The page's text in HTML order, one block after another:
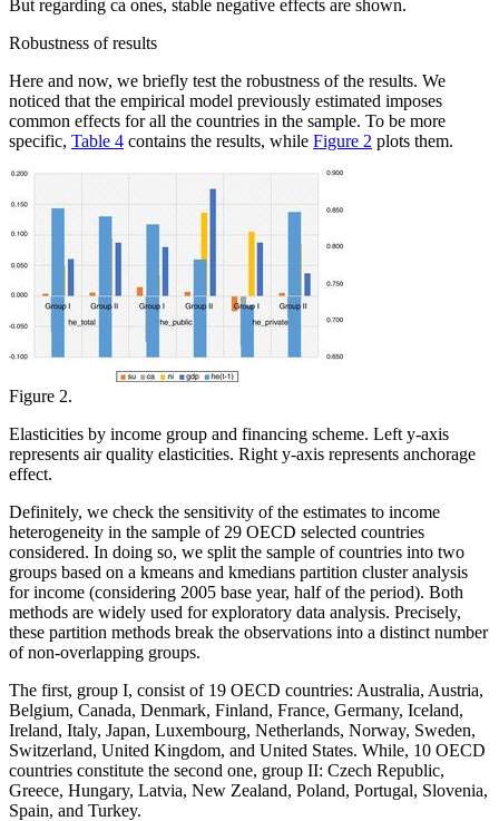
But regarding ca ones, stable negative effects are shown.
Robustness of results
Here and now, we briefly test the robustness of the results. We
noticed that the empirical model previously estimated imposes
common effects for all the countries in the sample. To be more
specific, Table 4 contains the results, while Figure 2 plots them.
Figure 2.
Elasticities by income group and financing scheme. Left y-axis
represents air quality elasticities. Right y-axis represents anchorage
effect.
Definitely, we check the sensitivity of the estimates to income
heterogeneity in the sample of 29 OECD selected countries
considered. In doing so, we split the sample of countries into two
groups based on a kmeans and kmedians partition cluster analysis
for income (considering 2005 base year, half of the period). Both
methods are widely used for exploratory data analysis. Precisely,
these partition methods break the observations into a distinct number
of non-overlapping groups.
The first, group I, consist of 19 OECD countries: Australia, Austria,
Belgium, Canada, Denmark, Finland, France, Germany, Iceland,
Ireland, Italy, Japan, Luxembourg, Netherlands, Norway, Sweden,
Switzerland, United Kingdom, and United States. While, 10 OECD
countries constitute the second one, group II: Czech Republic,
Greece, Hungary, Latvia, New Zealand, Poland, Portugal, Slovenia,
Spain, and Turkey.